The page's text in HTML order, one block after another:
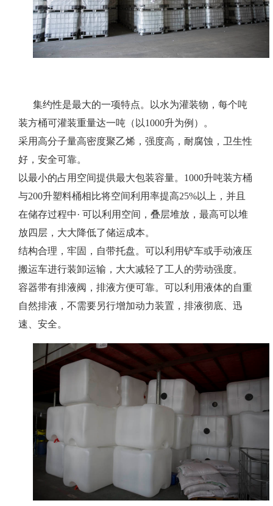
集约性是最大的一项特点。以水为灌装物，每个吨
装方桶可灌装重量达一吨（以1000升为例）。
采用高分子量高密度聚乙烯，强度高，耐腐蚀，卫生性
好，安全可靠。
以最小的占用空间提供最大包装容量。1000升吨装方桶
与200升塑料桶相比将空间利用率提高25%以上，并且
在储存过程中· 可以利用空间，叠层堆放，最高可以堆
放四层，大大降低了储运成本。
结构合理，牢固，自带托盘。可以利用铲车或手动液压
搬运车进行装卸运输，大大减轻了工人的劳动强度。
容器带有排液阀，排液方便可靠。可以利用液体的自重
自然排液，不需要另行增加动力装置，排液彻底、迅
速、安全。